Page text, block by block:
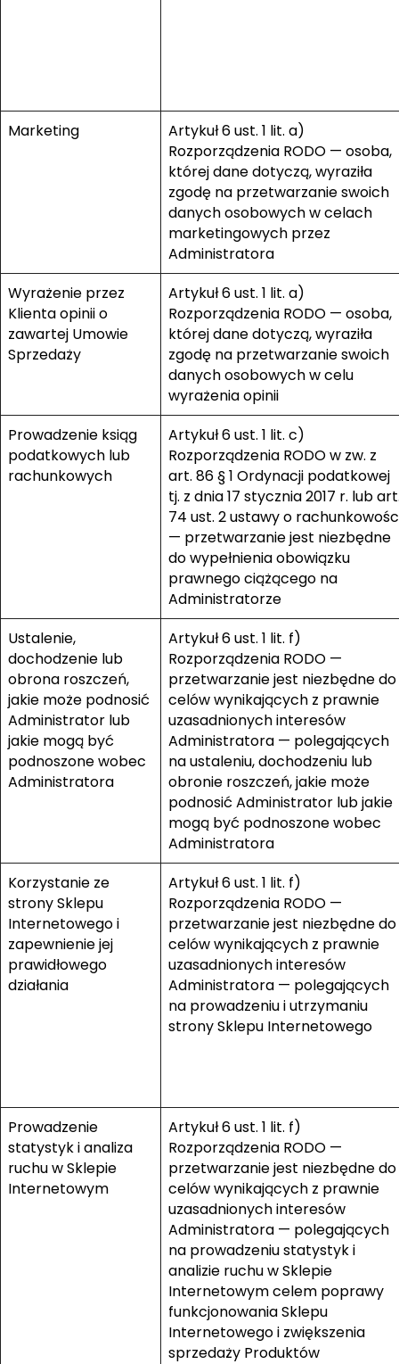
Marketing
Artykuł 6 ust. 1 lit. a)
Rozporządzenia RODO — osoba,
której dane dotyczą, wyraziła
zgodę na przetwarzanie swoich
danych osobowych w celach
marketingowych przez
Administratora
Wyrażenie przez
Klienta opinii o
zawartej Umowie
Sprzedaży
Artykuł 6 ust. 1 lit. a)
Rozporządzenia RODO — osoba,
której dane dotyczą, wyraziła
zgodę na przetwarzanie swoich
danych osobowych w celu
wyrażenia opinii
Prowadzenie ksiąg
podatkowych lub
rachunkowych
Artykuł 6 ust. 1 lit. c)
Rozporządzenia RODO w zw. z
art. 86 § 1 Ordynacji podatkowej
tj. z dnia 17 stycznia 2017 r. lub
74 ust. 2 ustawy o
— przetwarzanie jest niezbędne
do wypełnienia obowiązku
prawnego ciążącego na
Administratorze
Ustalenie,
dochodzenie lub
obrona roszczeń,
jakie może podnosić
Administrator lub
jakie mogą być
podnoszone wobec
Administratora
Artykuł 6 ust. 1 lit. f)
Rozporządzenia RODO —
przetwarzanie jest niezbędne do
celów wynikających z prawnie
uzasadnionych interesów
Administratora — polegających
na ustaleniu, dochodzeniu lub
obronie roszczeń, jakie może
podnosić Administrator lub jakie
mogą być podnoszone wobec
Administratora
Korzystanie ze
strony Sklepu
Internetowego i
zapewnienie jej
prawidłowego
działania
Artykuł 6 ust. 1 lit. f)
Rozporządzenia RODO —
przetwarzanie jest niezbędne do
celów wynikających z prawnie
uzasadnionych interesów
Administratora — polegających
na prowadzeniu i utrzymaniu
strony Sklepu Internetowego
Prowadzenie
statystyk i analiza
ruchu w Sklepie
Internetowym
Artykuł 6 ust. 1 lit. f)
Rozporządzenia RODO —
przetwarzanie jest niezbędne do
celów wynikających z prawnie
uzasadnionych interesów
Administratora — polegających
na prowadzeniu statystyk i
analizie ruchu w Sklepie
Internetowym celem poprawy
funkcjonowania Sklepu
Internetowego i zwiększenia
sprzedaży Produktów